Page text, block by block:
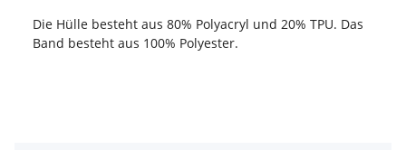
Die Hülle besteht aus 80% Polyacryl und 20% TPU. Das
Band besteht aus 100% Polyester.